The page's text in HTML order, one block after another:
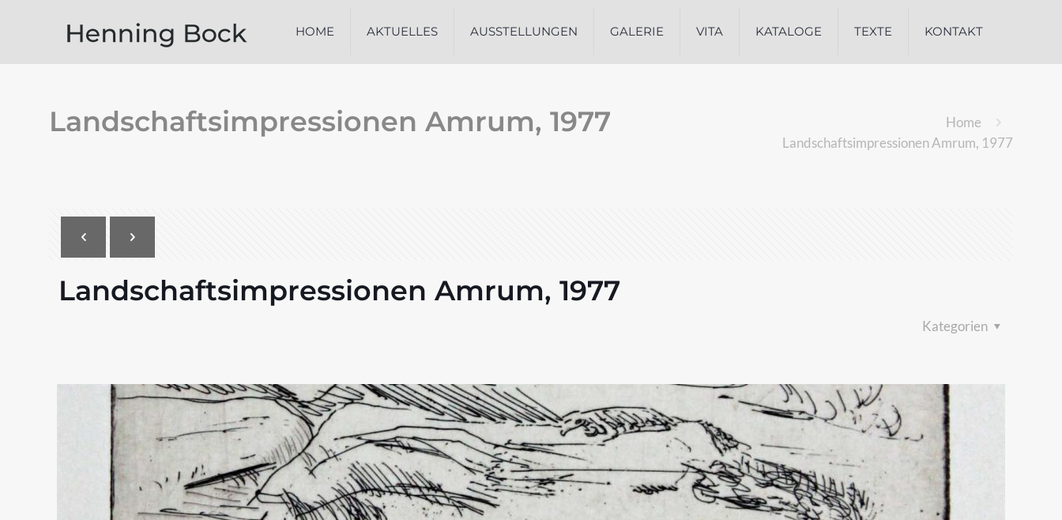
HOME AKTUELLES AUSSTELLUNGEN GALERIE VITA KATALOGE TEXTE KONTAKT
Landschaftsimpressionen Amrum, 1977
Home
Landschaftsimpressionen Amrum, 1977
Landschaftsimpressionen Amrum, 1977
Kategorien